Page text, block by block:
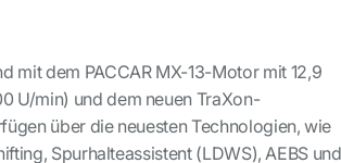
mit dem PACCAR MX-13-Motor mit 12,9
U/min) und dem neuen TraXon-
über die neuesten Technologien, wie
Spurhalteassistent (LDWS), AEBS und